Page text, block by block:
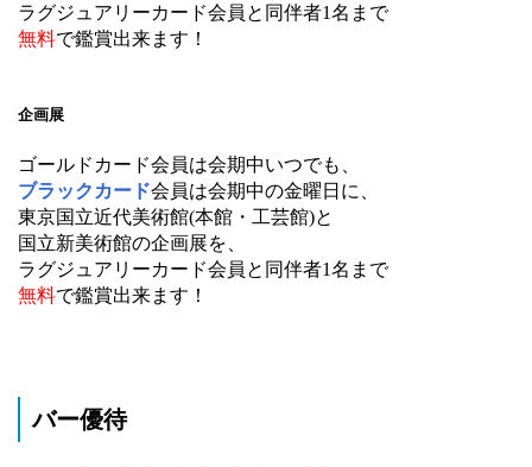
ラグジュアリーカード会員と同伴者1名まで
無料で鑑賞出来ます！
企画展
ゴールドカード会員は会期中いつでも、
ブラックカード会員は会期中の金曜日に、
東京国立近代美術館(本館・工芸館)と
国立新美術館の企画展を、
ラグジュアリーカード会員と同伴者1名まで
無料で鑑賞出来ます！
バー優待